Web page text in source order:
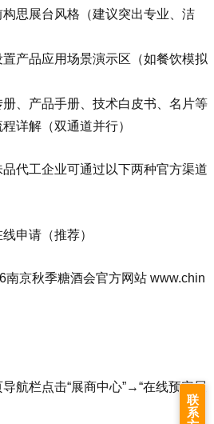
思展台风格（建议突出专业、洁
产品应用场景演示区（如餐饮模拟
、产品手册、技术白皮书、名片等
详解（双通道并行）
代工企业可通过以下两种官方渠道
申请（推荐）
南京秋季糖酒会官方网站 www.chin
航栏点击“展商中心”→“在线预定展
联
系